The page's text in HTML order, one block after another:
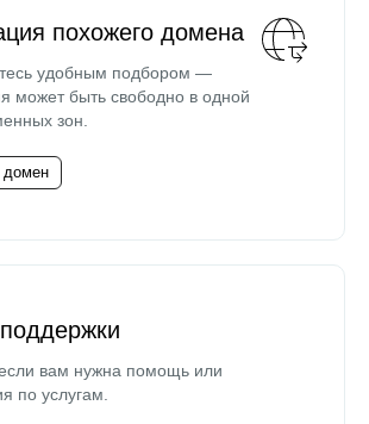
похожего домена
удобным подбором —
может быть свободно в одной
зон.
домен
вам нужна помощь или
по услугам.